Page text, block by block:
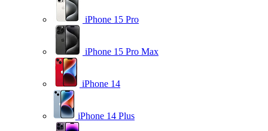
iPhone 15 Pro
iPhone 15 Pro Max
iPhone 14
iPhone 14 Plus